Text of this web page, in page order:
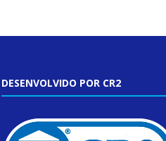
DESENVOLVIDO POR CR2